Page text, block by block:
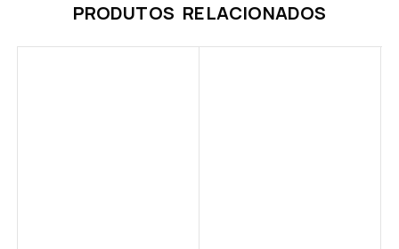
PRODUTOS RELACIONADOS